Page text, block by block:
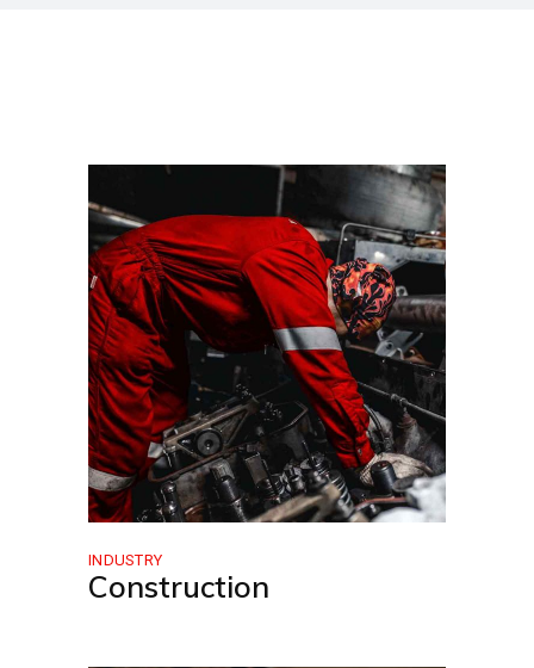
INDUSTRY
Construction